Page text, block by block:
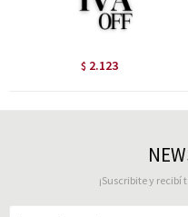
$ 2.123
¡Suscribite y